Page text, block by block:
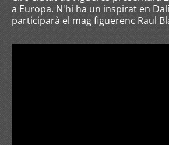
a Europa. N'hi ha un inspirat en
participarà el mag figuerenc Raul